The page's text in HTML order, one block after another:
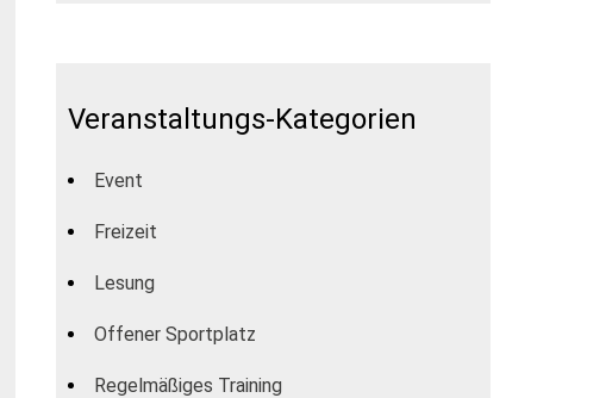
Veranstaltungs-Kategorien
Event
Freizeit
Lesung
Offener Sportplatz
Regelmäßiges Training